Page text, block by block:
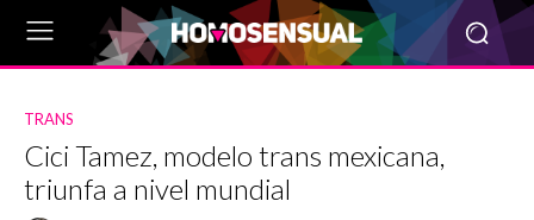
TRANS
Cici Tamez, modelo trans mexicana,
triunfa a nivel mundial